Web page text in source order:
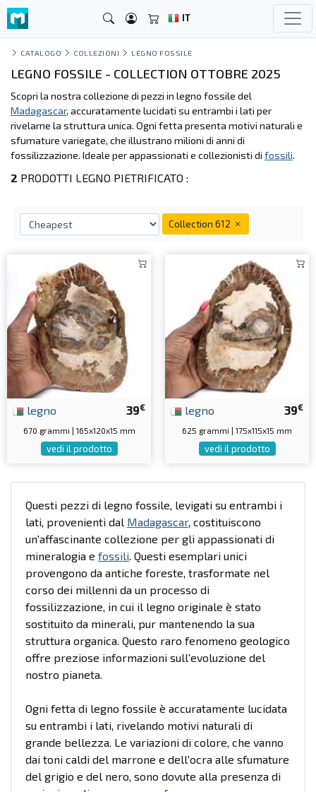
IT
CATALOGO COLLEZIONI LEGNO FOSSILE
LEGNO FOSSILE - COLLECTION OTTOBRE 2025
Scopri la nostra collezione di pezzi in legno fossile del
Madagascar, accuratamente lucidati su entrambi i lati per
rivelarne la struttura unica. Ogni fetta presenta motivi naturali e
sfumature variegate, che illustrano milioni di anni di
fossilizzazione. Ideale per appassionati e collezionisti di fossili.
2 PRODOTTI LEGNO PIETRIFICATO :
Collection 612
39€
legno
670 grammi | 165x120x15 mm
vedi il prodotto
39€
legno
625 grammi | 175x115x15 mm
vedi il prodotto
Questi pezzi di legno fossile, levigati su entrambi i
lati, provenienti dal Madagascar, costituiscono
un'affascinante collezione per gli appassionati di
mineralogia e fossili. Questi esemplari unici
provengono da antiche foreste, trasformate nel
corso dei millenni da un processo di
fossilizzazione, in cui il legno originale è stato
sostituito da minerali, pur mantenendo la sua
struttura organica. Questo raro fenomeno geologico
offre preziose informazioni sull'evoluzione del
nostro pianeta.
Ogni fetta di legno fossile è accuratamente lucidata
su entrambi i lati, rivelando motivi naturali di
grande bellezza. Le variazioni di colore, che vanno
dai toni caldi del marrone e dell'ocra alle sfumature
del grigio e del nero, sono dovute alla presenza di